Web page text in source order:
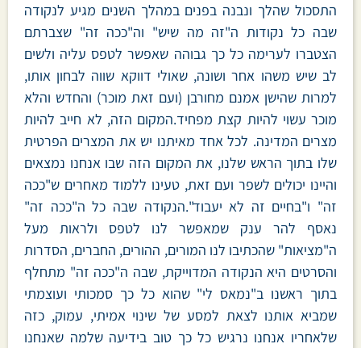
התסכול שהלך ונבנה בפנים במהלך השנים מגיע לנקודה
שבה כל נקודות ה"זה מה שיש" וה"ככה זה" שצברתם
הצטברו לערימה כל כך גבוהה שאפשר לטפס עליה ולשים
לב שיש משהו אחר ושונה, שאולי דווקא שווה לבחון אותו,
למרות שהישן אמנם מחורבן (ועם זאת מוכר) והחדש והלא
מוכר עשוי להיות קצת מפחיד.המקום הזה, לא חייב להיות
מצרים המדינה. לכל אחד מאיתנו יש את המצרים הפרטית
שלו בתוך הראש שלנו, את המקום הזה שבו אנחנו נמצאים
והיינו יכולים לשפר ועם זאת, טעינו ללמוד מאחרים ש"ככה
זה" ו"בחיים זה לא יעבוד".הנקודה שבה כל ה"ככה זה"
נאסף להר ענק שמאפשר לנו לטפס ולראות מעל
ה"מציאות" שהכתיבו לנו המורים, ההורים, החברים, הסדרות
והסרטים היא הנקודה המדוייקת, שבה ה"ככה זה" מתחלף
בתוך ראשנו ב"נמאס לי" שהוא כל כך סמכותי ועוצמתי
שמביא אותנו לצאת למסע של שינוי אמיתי, עמוק, כזה
שלאחריו אנחנו נרגיש כל כך טוב בידיעה שלמה שאנחנו